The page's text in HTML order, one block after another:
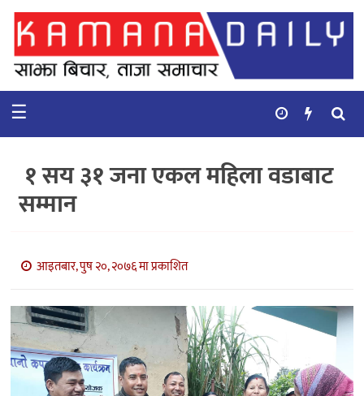
गृहपृष्ठ
समाचार
कुराकानी
बाणिज्य
भिडियो
सिफारिस
☰
१ सय ३१ जना एकल महिला वडाबाट
सम्मान
आइतबार, पुष २०, २०७६ मा प्रकाशित